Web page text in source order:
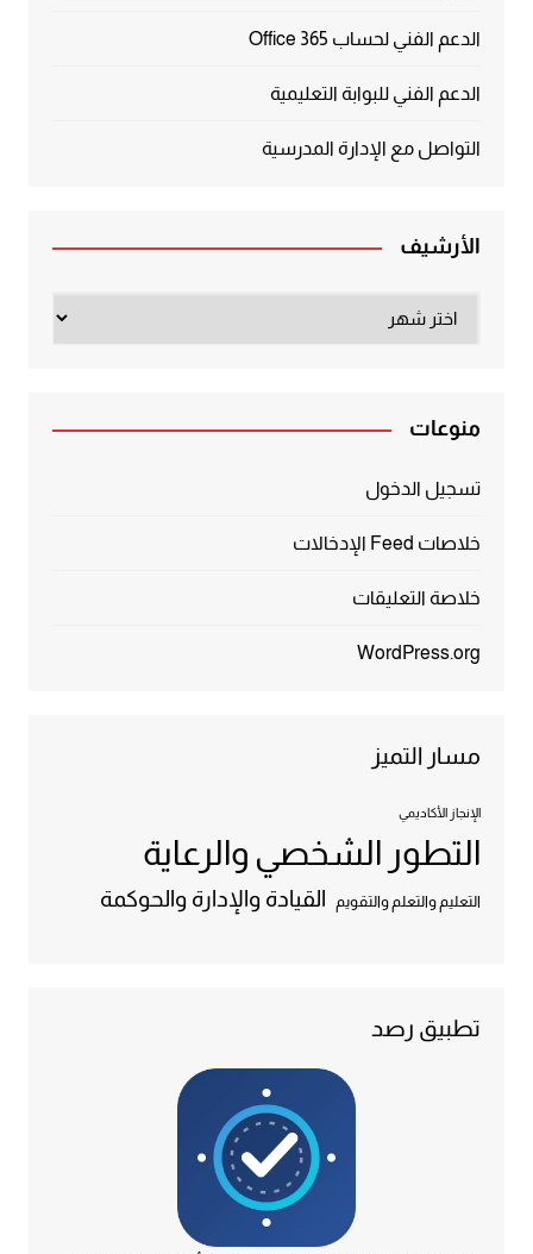
الدعم الفني لحساب Office 365
الدعم الفني للبوابة التعليمية
التواصل مع الإدارة المدرسية
الأرشيف
منوعات
تسجيل الدخول
خلاصات Feed الإدخالات
خلاصة التعليقات
WordPress.org
مسار التميز
الإنجاز الأكاديمي
التطور الشخصي والرعاية
التعليم والتعلم والتقويم القيادة والإدارة والحوكمة
تطبيق رصد